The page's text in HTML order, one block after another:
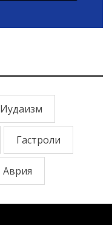
Иудаизм
Гастроли
Аврия